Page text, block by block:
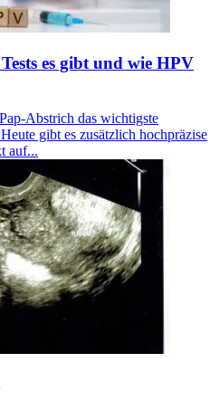
es gibt und wie HPV
Abstrich das wichtigste
gibt es zusätzlich hochpräzise
auf...